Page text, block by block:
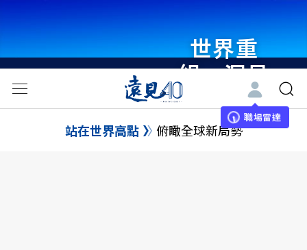
世界重
組・洞見
未來 與
世界領袖
職場雷達
站在世界高點 俯瞰全球新局勢